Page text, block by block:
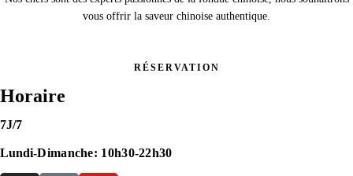
vous offrir la saveur chinoise authentique.
RÉSERVATION
Horaire
7J/7
Lundi-Dimanche: 10h30-22h30